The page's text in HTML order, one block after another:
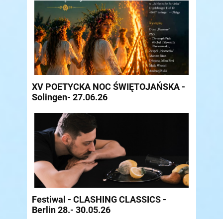
XV POETYCKA NOC ŚWIĘTOJAŃSKA -
Solingen- 27.06.26
Festiwal - CLASHING CLASSICS -
Berlin 28.- 30.05.26